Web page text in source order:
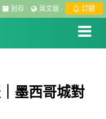
封存 · 英文版 · 訂閱
墨西哥城對